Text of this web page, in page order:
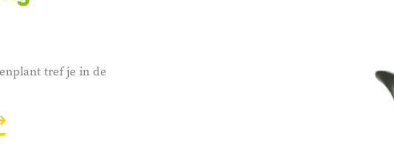
tref je in de